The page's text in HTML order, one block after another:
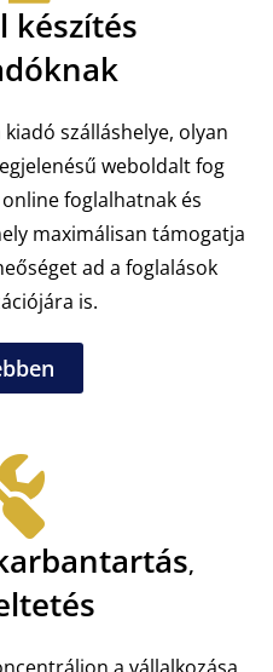
,
készítés
szálláshelye, olyan
weboldalt fog
foglalhatnak és
maximálisan támogatja
ad a foglalások
is.